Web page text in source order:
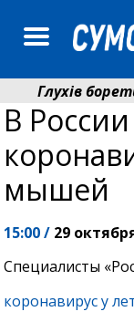
Глухів
Пенсійний
В
мышей
15:00 / 29
Специалисты
коронавирус у